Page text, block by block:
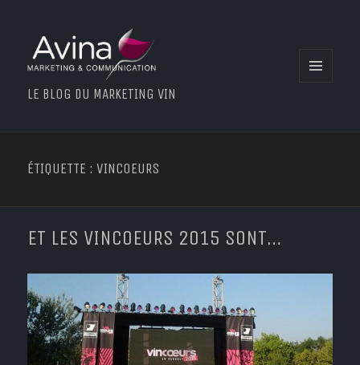
LE BLOG DU MARKETING VIN
ÉTIQUETTE : VINCOEURS
ET LES VINCOEURS 2015 SONT…